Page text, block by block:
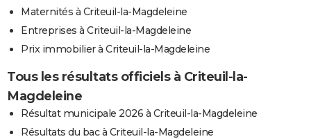
Maternités à Criteuil-la-Magdeleine
Entreprises à Criteuil-la-Magdeleine
Prix immobilier à Criteuil-la-Magdeleine
Tous les résultats officiels à Criteuil-la-
Magdeleine
Résultat municipale 2026 à Criteuil-la-Magdeleine
Résultats du bac à Criteuil-la-Magdeleine